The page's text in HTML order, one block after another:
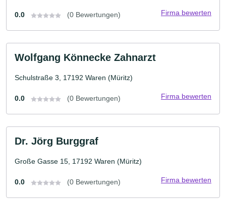
0.0 (0 Bewertungen) Firma bewerten
Wolfgang Könnecke Zahnarzt
Schulstraße 3, 17192 Waren (Müritz)
0.0 (0 Bewertungen) Firma bewerten
Dr. Jörg Burggraf
Große Gasse 15, 17192 Waren (Müritz)
0.0 (0 Bewertungen) Firma bewerten